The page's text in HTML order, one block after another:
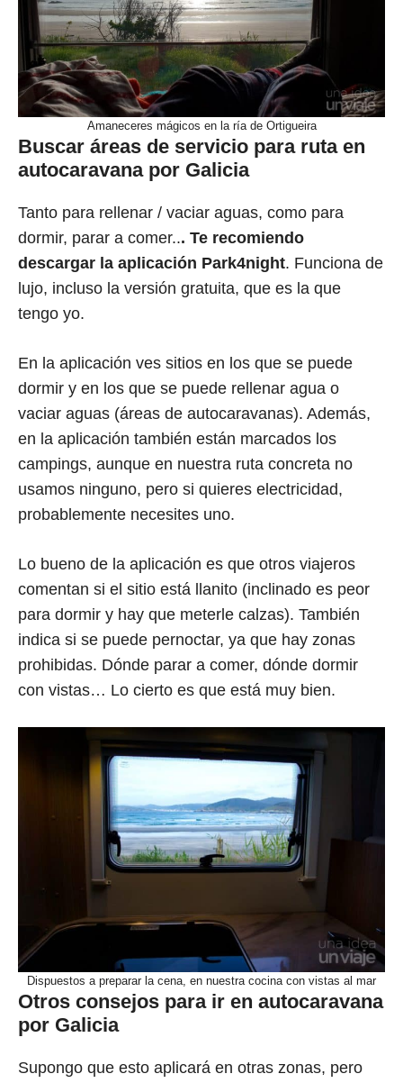
Amaneceres mágicos en la ría de Ortigueira
Buscar áreas de servicio para ruta en
autocaravana por Galicia
Tanto para rellenar / vaciar aguas, como para
dormir, parar a comer... Te recomiendo
descargar la aplicación Park4night. Funciona de
lujo, incluso la versión gratuita, que es la que
tengo yo.
En la aplicación ves sitios en los que se puede
dormir y en los que se puede rellenar agua o
vaciar aguas (áreas de autocaravanas). Además,
en la aplicación también están marcados los
campings, aunque en nuestra ruta concreta no
usamos ninguno, pero si quieres electricidad,
probablemente necesites uno.
Lo bueno de la aplicación es que otros viajeros
comentan si el sitio está llanito (inclinado es peor
para dormir y hay que meterle calzas). También
indica si se puede pernoctar, ya que hay zonas
prohibidas. Dónde parar a comer, dónde dormir
con vistas… Lo cierto es que está muy bien.
Dispuestos a preparar la cena, en nuestra cocina con vistas al mar
Otros consejos para ir en autocaravana
por Galicia
Supongo que esto aplicará en otras zonas, pero